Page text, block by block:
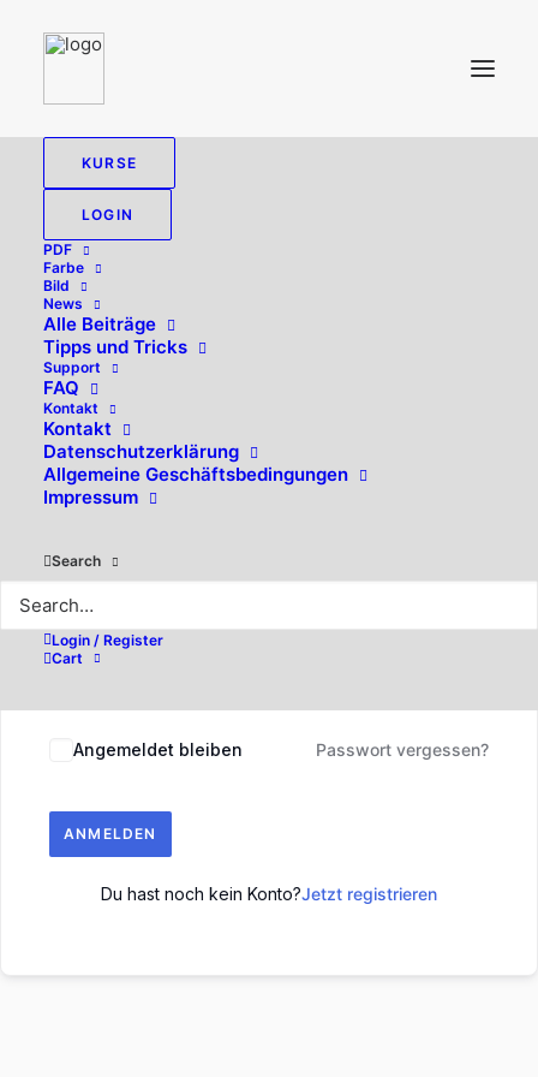
KURSE
LOGIN
PDF
Farbe
Bild
News
Alle Beiträge
Tipps und Tricks
Support
FAQ
Kontakt
Kontakt
Datenschutzerklärung
Allgemeine Geschäftsbedingungen
Impressum
Search
Login / Register
Cart
Hallo, willkommen zurück!
Angemeldet bleiben Passwort vergessen?
ANMELDEN
Du hast noch kein Konto?Jetzt registrieren